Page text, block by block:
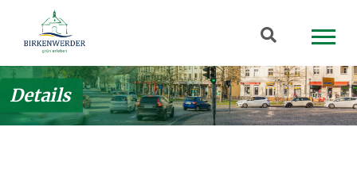
Zum Hauptinhalt springen
Suchbegriff
Details